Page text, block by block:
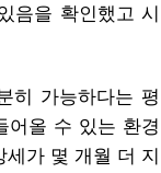
음을 확인했고 시
히 가능하다는 평
어올 수 있는 환경
가 몇 개월 더 지